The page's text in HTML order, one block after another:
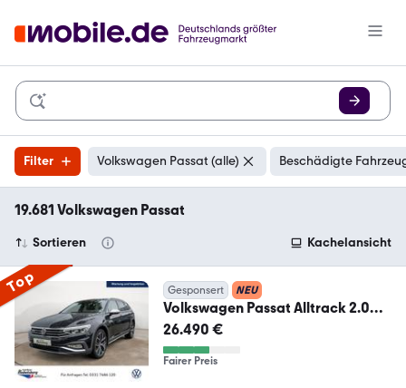
Filter Volkswagen Passat (alle) Beschädigte
19.681 Volkswagen Passat
Sortieren Kachelansicht
Top Gesponsert NEU
Volkswagen Passat Alltrack 2.0
TDI 4M DSG MATRIX NAVI AHK
26.490 €
Fairer Preis